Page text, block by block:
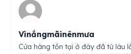
Vìnắngmãinênmưa
Cửa hàng tồn tại ở đây đã từ lâu